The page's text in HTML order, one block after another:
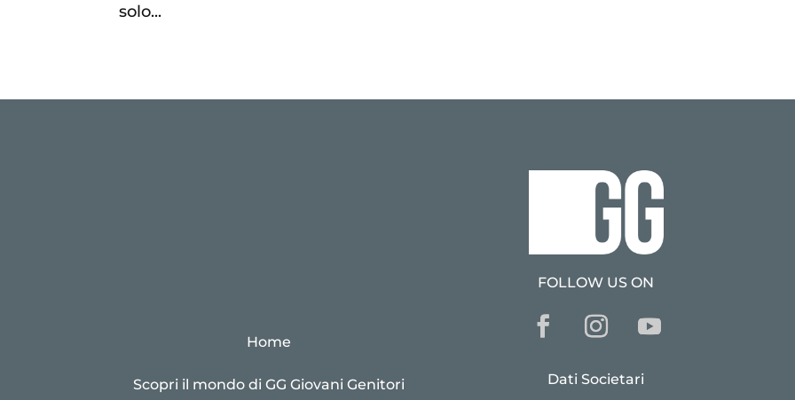
solo...
Home
Scopri il mondo di GG Giovani Genitori
FOLLOW US ON
Dati Societari